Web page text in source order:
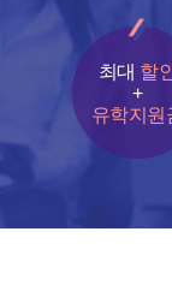
최대 할
+
유학지원